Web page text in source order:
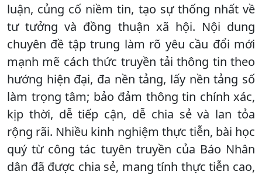
luận, củng cố niềm tin, tạo sự thống nhất về
tư tưởng và đồng thuận xã hội. Nội dung
chuyên đề tập trung làm rõ yêu cầu đổi mới
mạnh mẽ cách thức truyền tải thông tin theo
hướng hiện đại, đa nền tảng, lấy nền tảng số
làm trọng tâm; bảo đảm thông tin chính xác,
kịp thời, dễ tiếp cận, dễ chia sẻ và lan tỏa
rộng rãi. Nhiều kinh nghiệm thực tiễn, bài học
quý từ công tác tuyên truyền của Báo Nhân
dân đã được chia sẻ, mang tính thực tiễn cao,